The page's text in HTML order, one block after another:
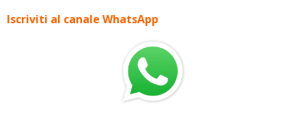
Iscriviti al canale WhatsApp